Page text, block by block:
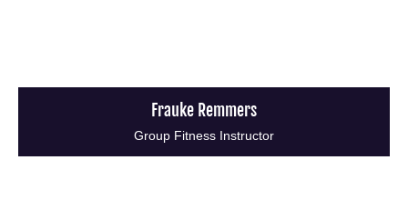
Frauke Remmers
Group Fitness Instructor